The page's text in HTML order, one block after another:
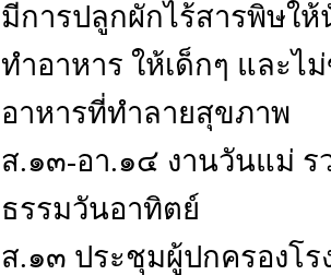
มีการปลูกผักไร้สารพิษใ
ทำอาหาร ให้เด็กๆ และไ
อาหารที่ทำลายสุขภาพ
ส.๑๓-อา.๑๔ งานวันแม่
ธรรมวันอาทิตย์
ส.๑๓ ประชุมผู้ปกครองโ